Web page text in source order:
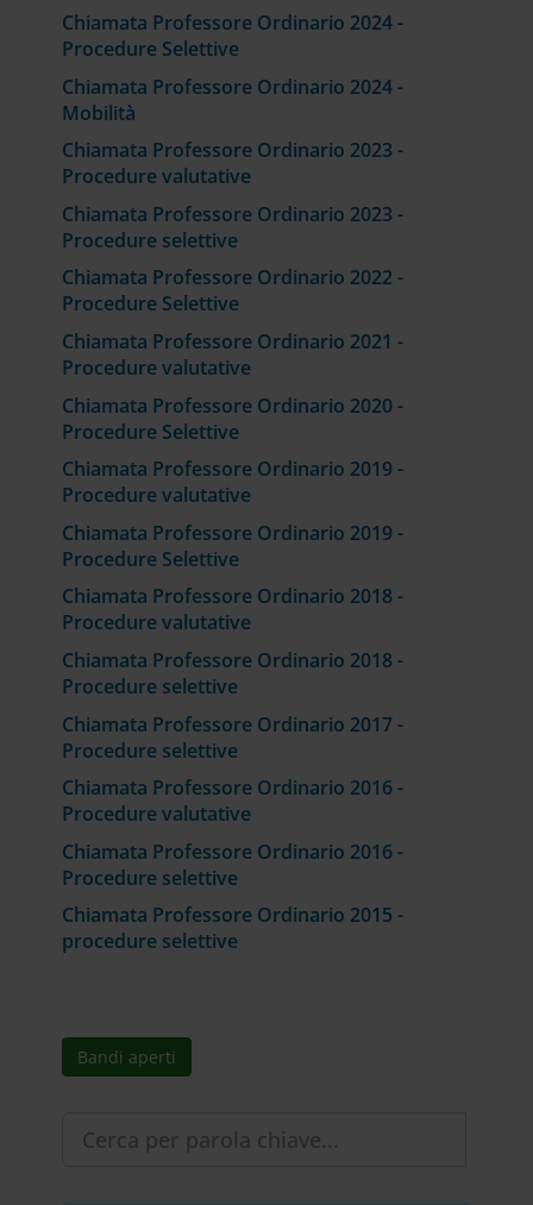
Chiamata Professore Ordinario 2024 -
Procedure Selettive
Chiamata Professore Ordinario 2024 -
Mobilità
Chiamata Professore Ordinario 2023 -
Procedure valutative
Chiamata Professore Ordinario 2023 -
Procedure selettive
Chiamata Professore Ordinario 2022 -
Procedure Selettive
Chiamata Professore Ordinario 2021 -
Procedure valutative
Chiamata Professore Ordinario 2020 -
Procedure Selettive
Chiamata Professore Ordinario 2019 -
Procedure valutative
Chiamata Professore Ordinario 2019 -
Procedure Selettive
Chiamata Professore Ordinario 2018 -
Procedure valutative
Chiamata Professore Ordinario 2018 -
Procedure selettive
Chiamata Professore Ordinario 2017 -
Procedure selettive
Chiamata Professore Ordinario 2016 -
Procedure valutative
Chiamata Professore Ordinario 2016 -
Procedure selettive
Chiamata Professore Ordinario 2015 -
procedure selettive
Bandi aperti